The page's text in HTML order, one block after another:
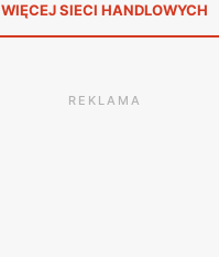
WIĘCEJ SIECI HANDLOWYCH
REKLAMA